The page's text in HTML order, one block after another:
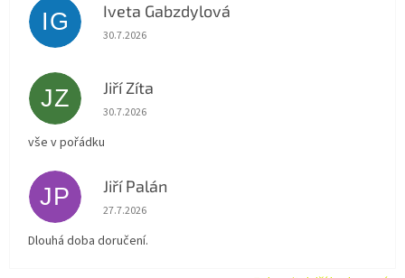
IG Iveta Gabzdylová
Hodnocení obchodu je 5 z 5 hvězdiček.
30.7.2026
JZ Jiří Zíta
Hodnocení obchodu je 5 z 5 hvězdiček.
30.7.2026
vše v pořádku
JP Jiří Palán
Hodnocení obchodu je 5 z 5 hvězdiček.
27.7.2026
Dlouhá doba doručení.